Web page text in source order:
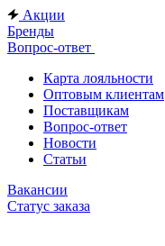
Акции
Бренды
Вопрос-ответ
Карта лояльности
Оптовым клиентам
Поставщикам
Вопрос-ответ
Новости
Статьи
Вакансии
Статус заказа